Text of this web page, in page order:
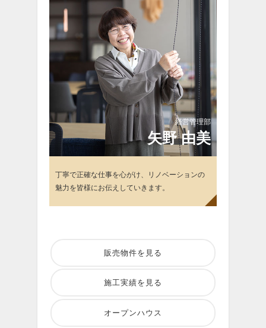
経営管理部
矢野 由美
丁寧で正確な仕事を心がけ、リノベーションの
魅力を皆様にお伝えしていきます。
販売物件を見る
施工実績を見る
オープンハウス